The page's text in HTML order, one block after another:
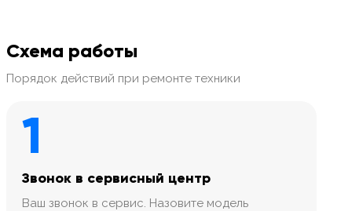
Схема работы
Порядок действий при ремонте техники
1
Звонок в сервисный центр
Ваш звонок в сервис. Назовите модель